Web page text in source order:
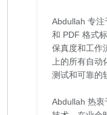
Abdullah 专注
和 PDF 格式
保真度和工作
上的所有自
测试和可靠的
Abdullah 热衷